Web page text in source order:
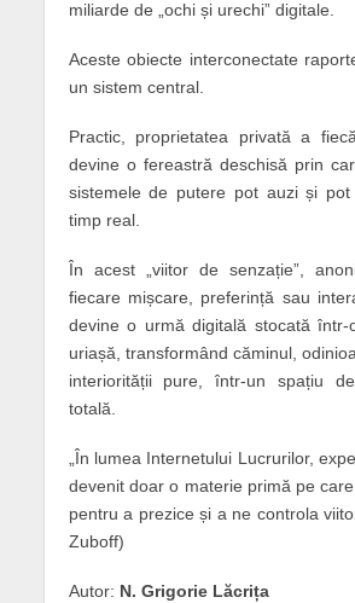
miliarde de „ochi și urechi” digitale.
Aceste obiecte interconectate
un sistem central.
Practic, proprietatea privată a
devine o fereastră deschisă prin
sistemele de putere pot auzi și
timp real.
În acest „viitor de senzație”,
fiecare mișcare, preferință sau
devine o urmă digitală stocată
uriașă, transformând căminul,
interiorității pure, într-un spațiu
totală.
„În lumea Internetului Lucrurilor,
devenit doar o materie primă pe
pentru a prezice și a ne controla
Zuboff)
Autor: N. Grigorie Lăcrița